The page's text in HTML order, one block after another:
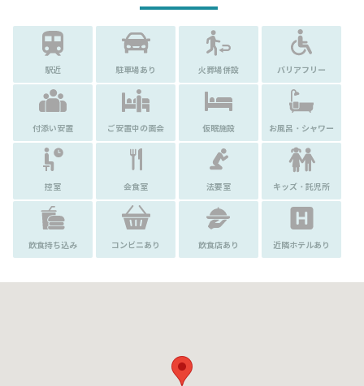
駅近 駐車場あり 火葬場併設 バリアフリー
付添い安置 ご安置中の面会 仮眠施設 お風呂・シャワー
控室 会食室 法要室 キッズ・託児所
飲食持ち込み コンビニあり 飲食店あり 近隣ホテルあり